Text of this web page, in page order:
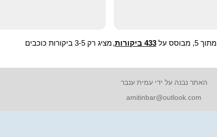
מתוך 5, מבוסס על 433 ביקורות ,מציג רק 3-5 ביקורות כוכבים
האתר נבנה על ידי עמית ענבר
amitinbar@outlook.com